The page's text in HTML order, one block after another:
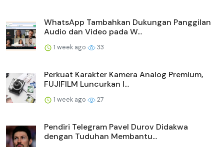
WhatsApp Tambahkan Dukungan Panggilan
Audio dan Video pada W...
1 week ago 33
Perkuat Karakter Kamera Analog Premium,
FUJIFILM Luncurkan I...
1 week ago 27
Pendiri Telegram Pavel Durov Didakwa
dengan Tuduhan Membantu...